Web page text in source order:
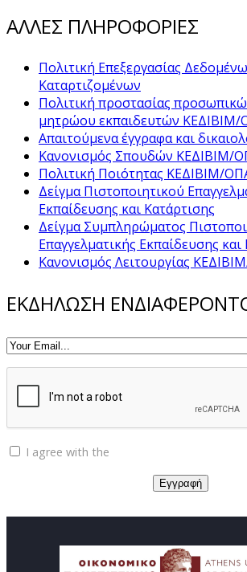
ΑΛΛΕΣ ΠΛΗΡΟΦΟΡΙΕΣ
Πολιτική Επεξεργασίας
Καταρτιζομένων
Πολιτική προστασίας
μητρώου εκπαιδευτών
Απαιτούμενα έγγραφα και
Κανονισμός Σπουδών ΚΕΔΙΒΙΜ/
Πολιτική Ποιότητας ΚΕΔΙΒΙΜ/
Δείγμα Πιστοποιητικού
Εκπαίδευσης και Κατάρτισης
Δείγμα Συμπληρώματος
Επαγγελματικής Εκπαίδευσης και
Κανονισμός Λειτουργίας
ΕΚΔΗΛΩΣΗ
I agree with the